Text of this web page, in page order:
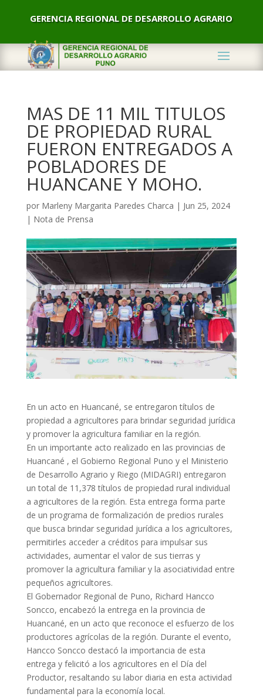
GERENCIA REGIONAL DE DESARROLLO AGRARIO
MAS DE 11 MIL TITULOS
DE PROPIEDAD RURAL
FUERON ENTREGADOS A
POBLADORES DE
HUANCANE Y MOHO.
por Marleny Margarita Paredes Charca | Jun 25, 2024
| Nota de Prensa
En un acto en Huancané, se entregaron títulos de
propiedad a agricultores para brindar seguridad jurídica
y promover la agricultura familiar en la región.
En un importante acto realizado en las provincias de
Huancané , el Gobierno Regional Puno y el Ministerio
de Desarrollo Agrario y Riego (MIDAGRI) entregaron
un total de 11,378 títulos de propiedad rural individual
a agricultores de la región. Esta entrega forma parte
de un programa de formalización de predios rurales
que busca brindar seguridad jurídica a los agricultores,
permitirles acceder a créditos para impulsar sus
actividades, aumentar el valor de sus tierras y
promover la agricultura familiar y la asociatividad entre
pequeños agricultores.
El Gobernador Regional de Puno, Richard Hancco
Soncco, encabezó la entrega en la provincia de
Huancané, en un acto que reconoce el esfuerzo de los
productores agrícolas de la región. Durante el evento,
Hancco Soncco destacó la importancia de esta
entrega y felicitó a los agricultores en el Día del
Productor, resaltando su labor diaria en esta actividad
fundamental para la economía local.